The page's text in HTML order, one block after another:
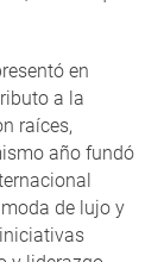
en
a la
raíces,
año fundó
de lujo y